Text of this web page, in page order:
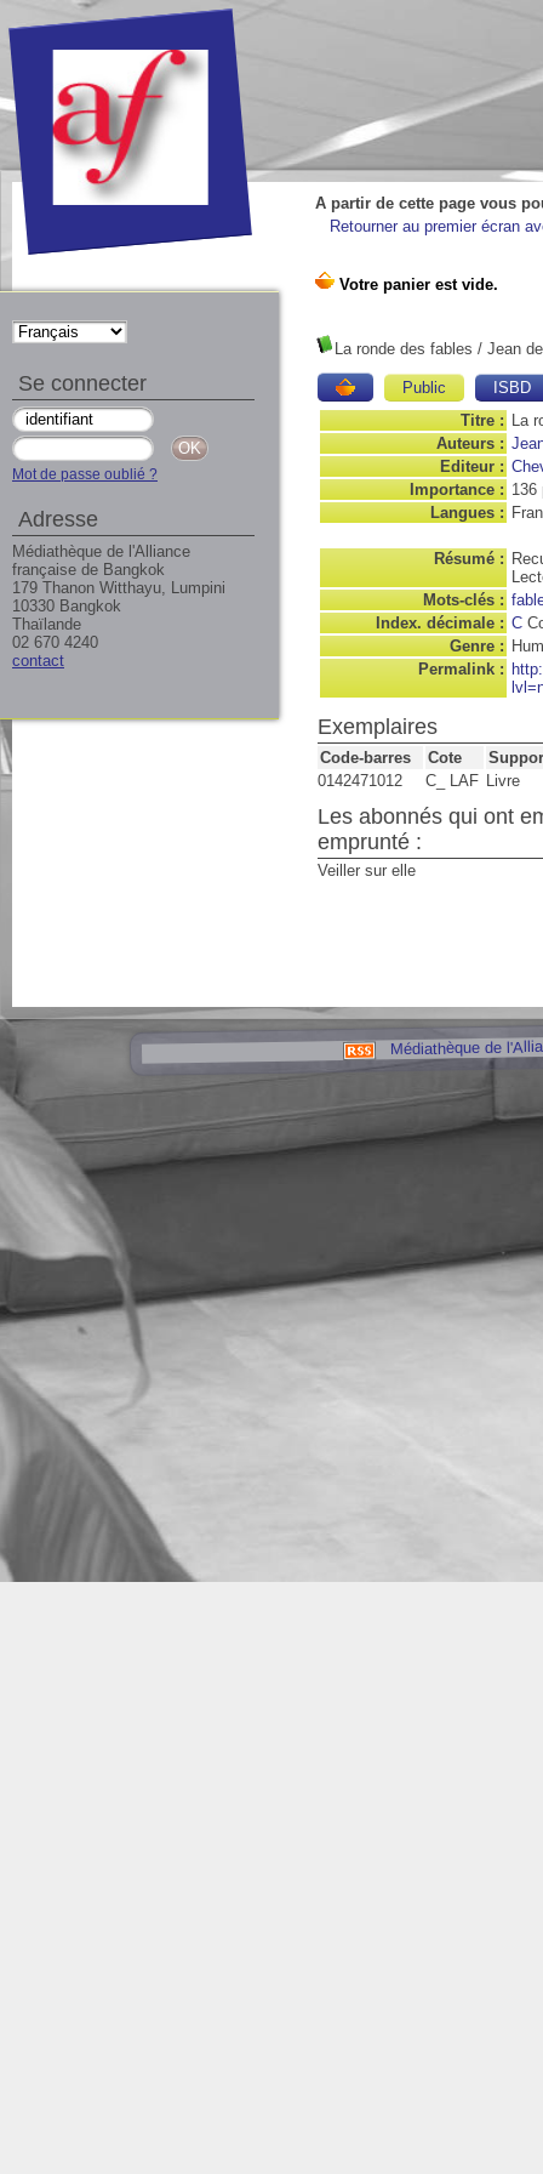
A partir de cette page vous
Retourner au premier écran
La ronde des fables / Jean
Public
ISBD
Titre : La
Auteurs :
Editeur :
Importance : 136
Langues :
Résumé :
Mots-clés :
Index. décimale : C
Genre :
Permalink :
Exemplaires
Code-barres Cote
0142471012
C_ LAF Livre
Les abonnés qui ont
emprunté :
Veiller sur elle
Médiathèque de
Se connecter
Mot de passe oublié ?
Adresse
Médiathèque de l'Alliance
française de Bangkok
179 Thanon Witthayu, Lumpini
10330 Bangkok
Thaïlande
02 670 4240
contact